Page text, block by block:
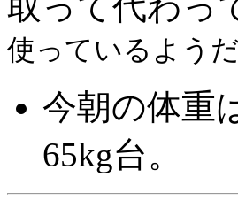
使っているようだ
今朝の体重
65kg台。